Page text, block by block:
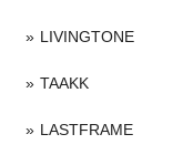
LIVINGTONE
TAAKK
LASTFRAME